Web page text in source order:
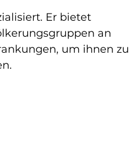
Er bietet
an
um ihnen zu